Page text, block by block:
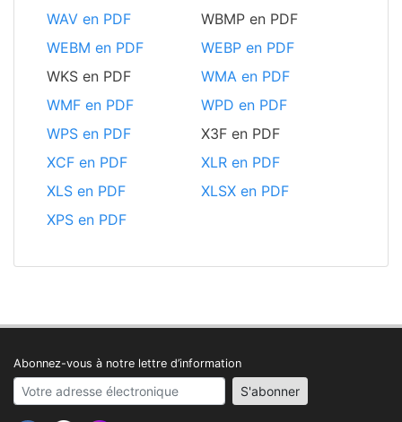
WAV en PDF
WBMP en PDF
WEBM en PDF
WEBP en PDF
WKS en PDF
WMA en PDF
WMF en PDF
WPD en PDF
WPS en PDF
X3F en PDF
XCF en PDF
XLR en PDF
XLS en PDF
XLSX en PDF
XPS en PDF
Abonnez-vous à notre lettre d’information
Your email address S'abonner